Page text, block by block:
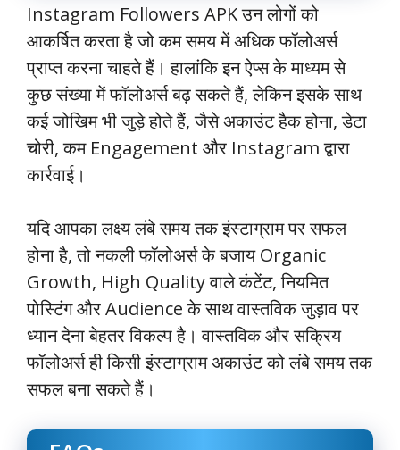
Instagram Followers APK उन लोगों को
आकर्षित करता है जो कम समय में अधिक फॉलोअर्स
प्राप्त करना चाहते हैं। हालांकि इन ऐप्स के माध्यम से
कुछ संख्या में फॉलोअर्स बढ़ सकते हैं, लेकिन इसके साथ
कई जोखिम भी जुड़े होते हैं, जैसे अकाउंट हैक होना, डेटा
चोरी, कम Engagement और Instagram द्वारा
कार्रवाई।
यदि आपका लक्ष्य लंबे समय तक इंस्टाग्राम पर सफल
होना है, तो नकली फॉलोअर्स के बजाय Organic
Growth, High Quality वाले कंटेंट, नियमित
पोस्टिंग और Audience के साथ वास्तविक जुड़ाव पर
ध्यान देना बेहतर विकल्प है। वास्तविक और सक्रिय
फॉलोअर्स ही किसी इंस्टाग्राम अकाउंट को लंबे समय तक
सफल बना सकते हैं।